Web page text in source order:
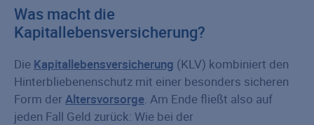
Was macht die
Kapitallebensversicherung?
Die Kapitallebensversicherung (KLV) kombiniert den
Hinterbliebenenschutz mit einer besonders sicheren
Form derAltersvorsorge. Am Ende fließt also auf
jeden Fall Geld zurück: Wie bei der